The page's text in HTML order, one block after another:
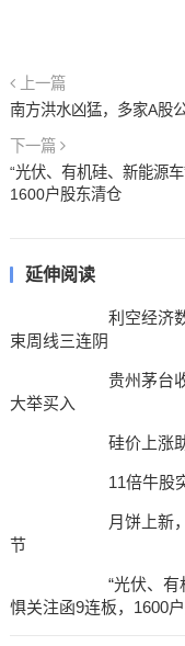
上一篇
南方洪水凶猛，多家A股
下一篇
“光伏、有机硅、新能源
1600户股东清仓
延伸阅读
利空经济
束周线三连阴
贵州茅台
大举买入
硅价上涨
11倍牛股
月饼上新
节
“光伏、有
惧关注函9连板，1600